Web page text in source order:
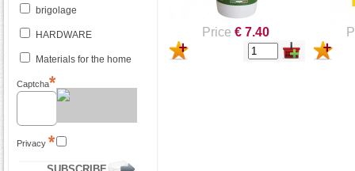
brigolage
HARDWARE
Materials for the home
Captcha
Privacy
Price € 7.40